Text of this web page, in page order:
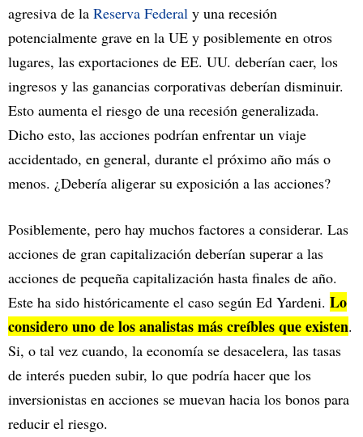
agresiva de la Reserva Federal y una recesión
potencialmente grave en la UE y posiblemente en otros
lugares, las exportaciones de EE. UU. deberían caer, los
ingresos y las ganancias corporativas deberían disminuir.
Esto aumenta el riesgo de una recesión generalizada.
Dicho esto, las acciones podrían enfrentar un viaje
accidentado, en general, durante el próximo año más o
menos. ¿Debería aligerar su exposición a las acciones?
Posiblemente, pero hay muchos factores a considerar. Las
acciones de gran capitalización deberían superar a las
acciones de pequeña capitalización hasta finales de año.
Este ha sido históricamente el caso según Ed Yardeni. Lo
considero uno de los analistas más creíbles que existen.
Si, o tal vez cuando, la economía se desacelera, las tasas
de interés pueden subir, lo que podría hacer que los
inversionistas en acciones se muevan hacia los bonos para
reducir el riesgo.